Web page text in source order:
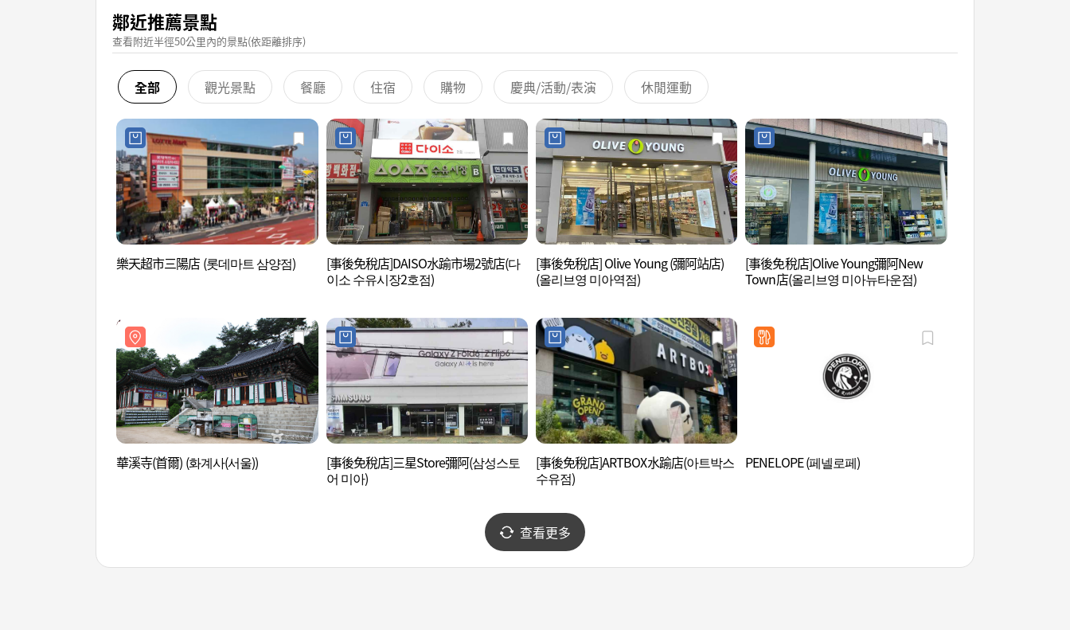
鄰近推薦景點
查看附近半徑50公里內的景點(依距離排序)
全部 觀光景點 餐廳 住宿 購物 慶典/活動/表演 休閒運動
樂天超市三陽店 (롯데마트 삼양점)
[事後免稅店]DAISO水踰市場2號店(다
이소 수유시장2호점)
[事後免稅店] Olive Young (彌阿站店)
(올리브영 미아역점)
[事後免稅店]Olive Young彌阿New
Town店(올리브영 미아뉴타운점)
華溪寺(首爾) (화계사(서울))
[事後免稅店]三星Store彌阿(삼성스토
어 미아)
[事後免稅店]ARTBOX水踰店(아트박스
수유점)
PENELOPE (페넬로페)
查看更多